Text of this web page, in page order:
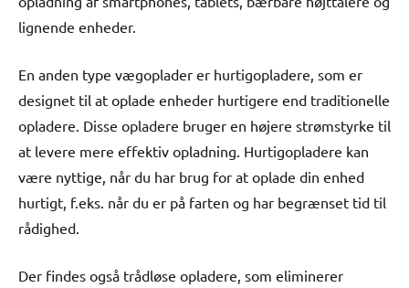
lignende enheder.
En anden type vægoplader er hurtigopladere, som er
designet til at oplade enheder hurtigere end traditionelle
opladere. Disse opladere bruger en højere strømstyrke til
at levere mere effektiv opladning. Hurtigopladere kan
være nyttige, når du har brug for at oplade din enhed
hurtigt, f.eks. når du er på farten og har begrænset tid til
rådighed.
Der findes også trådløse opladere, som eliminerer